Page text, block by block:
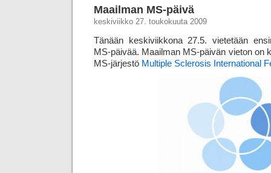
Maailman MS-päivä
keskiviikko 27. toukokuuta 2009
Tänään keskiviikkona 27.5. vietetään
MS-päivää. Maailman MS-päivän vieton on
MS-järjestö Multiple Sclerosis International